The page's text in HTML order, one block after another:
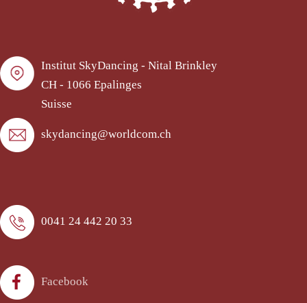
Institut SkyDancing - Nital Brinkley
CH - 1066 Epalinges
Suisse
skydancing@worldcom.ch
0041 24 442 20 33
Facebook